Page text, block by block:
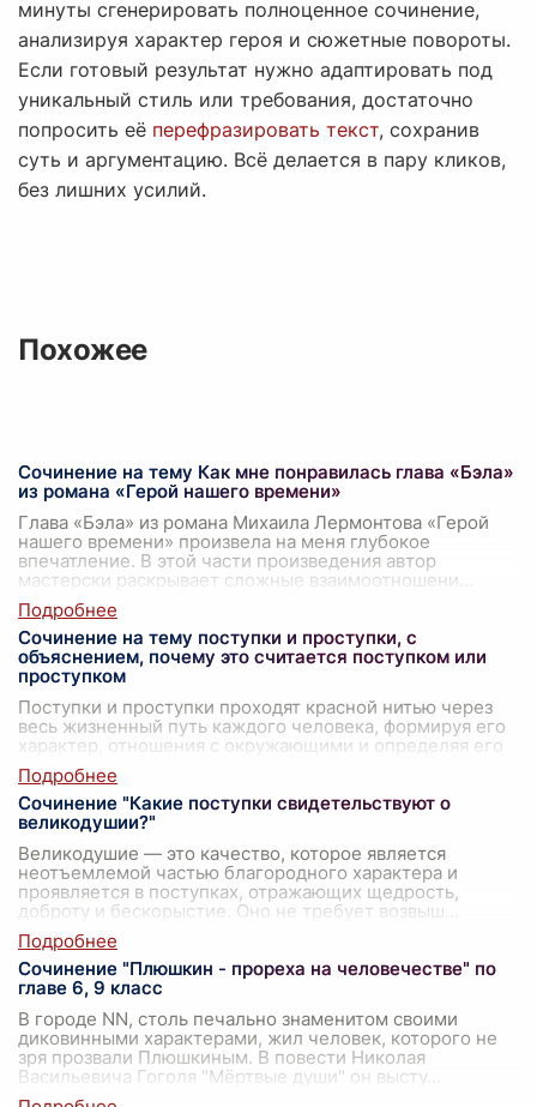
минуты сгенерировать полноценное сочинение,
анализируя характер героя и сюжетные повороты.
Если готовый результат нужно адаптировать под
уникальный стиль или требования, достаточно
попросить её перефразировать текст, сохранив
суть и аргументацию. Всё делается в пару кликов,
без лишних усилий.
Похожее
Сочинение на тему Как мне понравилась глава «Бэла»
из романа «Герой нашего времени»
Глава «Бэла» из романа Михаила Лермонтова «Герой
нашего времени» произвела на меня глубокое
впечатление. В этой части произведения автор
мастерски раскрывает сложные взаимоотношени
Сочинение на тему поступки и проступки, с
объяснением, почему это считается поступком или
проступком
Поступки и проступки проходят красной нитью через
весь жизненный путь каждого человека, формируя его
характер, отношения с окружающими и определяя его
моральные и этические границы
Сочинение "Какие поступки свидетельствуют о
великодушии?"
Великодушие — это качество, которое является
неотъемлемой частью благородного характера и
проявляется в поступках, отражающих щедрость,
доброту и бескорыстие. Оно не требует возвыш
Сочинение "Плюшкин - прореха на человечестве" по
главе 6, 9 класс
В городе NN, столь печально знаменитом своими
диковинными характерами, жил человек, которого не
зря прозвали Плюшкиным. В повести Николая
Васильевича Гоголя "Мёртвые души" он высту